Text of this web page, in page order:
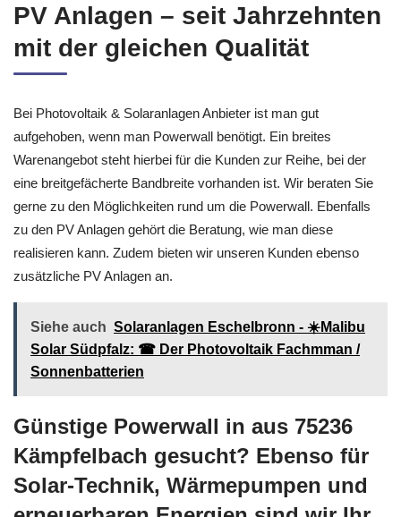
PV Anlagen – seit Jahrzehnten
mit der gleichen Qualität
Bei Photovoltaik & Solaranlagen Anbieter ist man gut
aufgehoben, wenn man Powerwall benötigt. Ein breites
Warenangebot steht hierbei für die Kunden zur Reihe, bei der
eine breitgefächerte Bandbreite vorhanden ist. Wir beraten Sie
gerne zu den Möglichkeiten rund um die Powerwall. Ebenfalls
zu den PV Anlagen gehört die Beratung, wie man diese
realisieren kann. Zudem bieten wir unseren Kunden ebenso
zusätzliche PV Anlagen an.
Siehe auch Solaranlagen Eschelbronn - ☀️Malibu
Solar Südpfalz: ☎ Der Photovoltaik Fachmman /
Sonnenbatterien
Günstige Powerwall in aus 75236
Kämpfelbach gesucht? Ebenso für
Solar-Technik, Wärmepumpen und